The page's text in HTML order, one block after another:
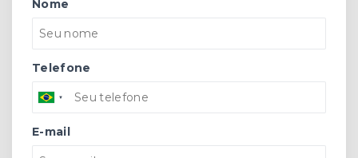
Nome
Telefone
E-mail